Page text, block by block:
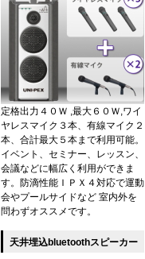
定格出力４０Ｗ ,最大６０Ｗ,ワイ
ヤレスマイク３本、有線マイク２
本、合計最大５本まで利用可能。
イベント、セミナー、レッスン、
会議などに幅広く利用ができま
す。防滴性能ＩＰＸ４対応で運動
会やプールサイドなど 室内外を
問わずオススメです。
天井埋込bluetoothスピーカー